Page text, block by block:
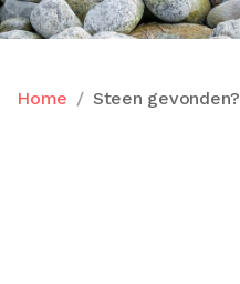
Home Steen gevonden?